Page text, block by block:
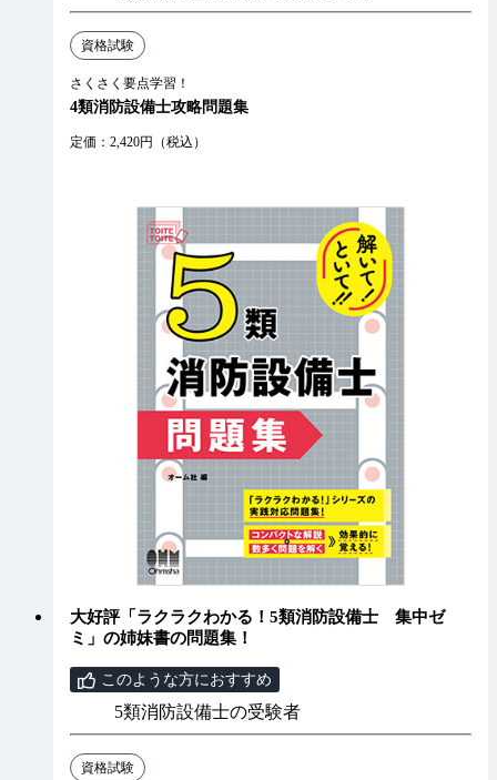
資格試験
さくさく要点学習！
4類消防設備士攻略問題集
定価：2,420円（税込）
大好評「ラクラクわかる！5類消防設備士 集中ゼ
ミ」の姉妹書の問題集！
このような方におすすめ
5類消防設備士の受験者
資格試験